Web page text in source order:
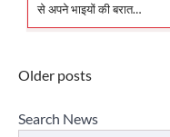
से अपने भाइयों की बरात…
Posts
Older posts
Search News